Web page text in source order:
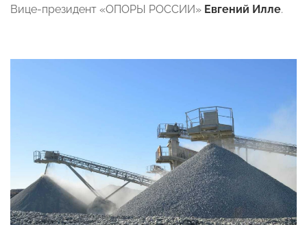
Вице-президент «ОПОРЫ РОССИИ» Евгений Илле.